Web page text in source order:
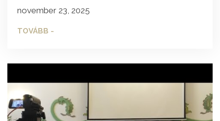
november 23, 2025
TOVÁBB -